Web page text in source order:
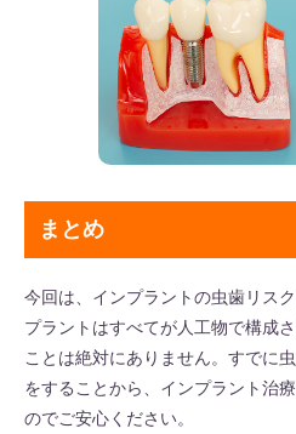
まとめ
今回は、インプラントの虫歯リス
プラントはすべてが人工物で構成
ことは絶対にありません。すでに
をすることから、インプラント治
のでご安心ください。